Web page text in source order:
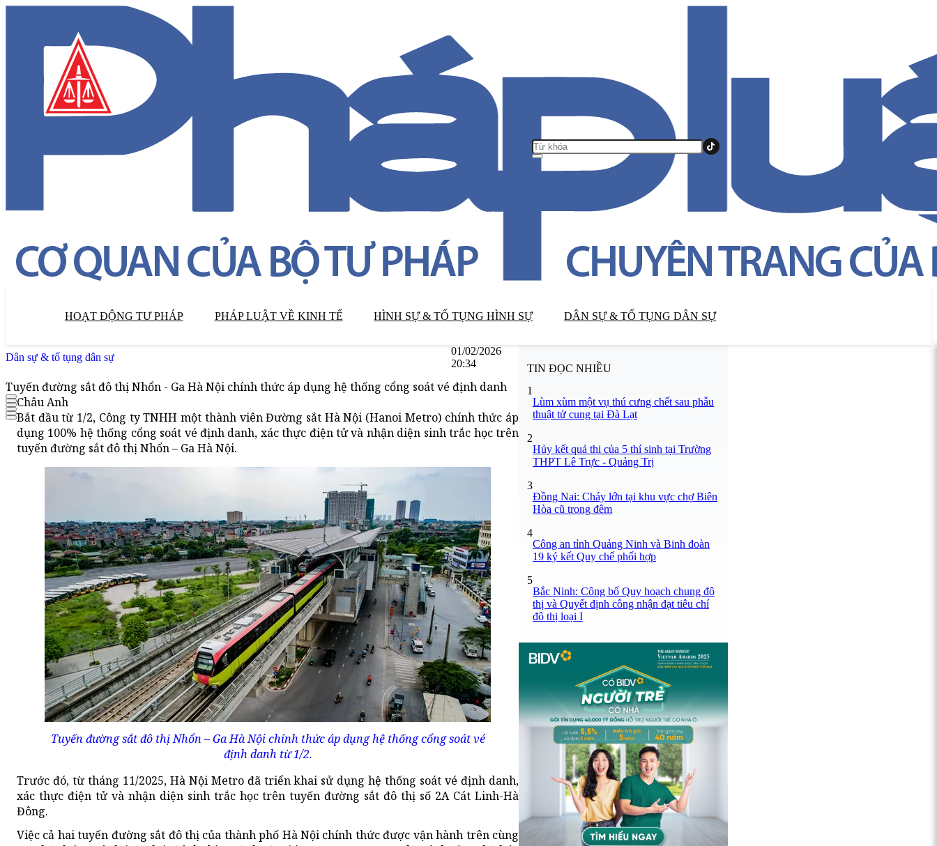
HOẠT ĐỘNG TƯ PHÁP PHÁP LUẬT VỀ KINH TẾ HÌNH SỰ & TỐ TỤNG HÌNH SỰ DÂN SỰ & TỐ TỤNG DÂN SỰ
Dân sự & tố tụng dân sự
01/02/2026
20:34
Tuyến đường sắt đô thị Nhổn - Ga Hà Nội chính thức áp dụng hệ thống cổng soát vé định danh
Châu Anh
Bắt đầu từ 1/2, Công ty TNHH một thành viên Đường sắt Hà Nội (Hanoi Metro) chính thức áp
dụng 100% hệ thống cổng soát vé định danh, xác thực điện tử và nhận diện sinh trắc học trên
tuyến đường sắt đô thị Nhổn – Ga Hà Nội.
Tuyến đường sắt đô thị Nhổn – Ga Hà Nội chính thức áp dụng hệ thống cổng soát vé
định danh từ 1/2.
Trước đó, từ tháng 11/2025, Hà Nội Metro đã triển khai sử dụng hệ thống soát vé định danh,
xác thực điện tử và nhận diện sinh trắc học trên tuyến đường sắt đô thị số 2A Cát Linh-Hà
Đông.
Việc cả hai tuyến đường sắt đô thị của thành phố Hà Nội chính thức được vận hành trên cùng
TIN ĐỌC NHIỀU
1
Lùm xùm một vụ thú cưng chết sau phẫu
thuật tử cung tại Đà Lạt
2
Hủy kết quả thi của 5 thí sinh tại Trường
THPT Lê Trực - Quảng Trị
3
Đồng Nai: Cháy lớn tại khu vực chợ Biên
Hòa cũ trong đêm
4
Công an tỉnh Quảng Ninh và Binh đoàn
19 ký kết Quy chế phối hợp
5
Bắc Ninh: Công bố Quy hoạch chung đô
thị và Quyết định công nhận đạt tiêu chí
đô thị loại I